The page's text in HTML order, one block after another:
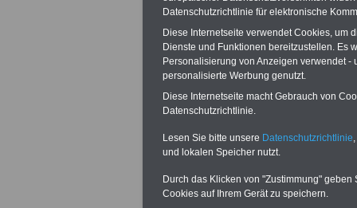
gesetzlichen
besteht. Dies
Selbständige
Angestellte,
der
(>>> vgl.
Datenschutzrichtlinie für elektronische
Diese Internetseite verwendet Cookies, um
Dienste und Funktionen bereitzustellen. Es
Personalisierung von Anzeigen verwendet
personalisierte Werbung genutzt.
Diese Internetseite macht Gebrauch von
Datenschutzrichtlinie.
Lesen Sie bitte unsere Datenschutzrichtlinie
und lokalen Speicher nutzt.
Durch das Klicken von "Zustimmung"
Cookies auf Ihrem Gerät zu speichern.